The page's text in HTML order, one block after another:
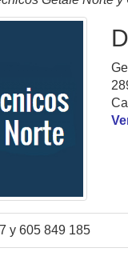
y 605 849 185